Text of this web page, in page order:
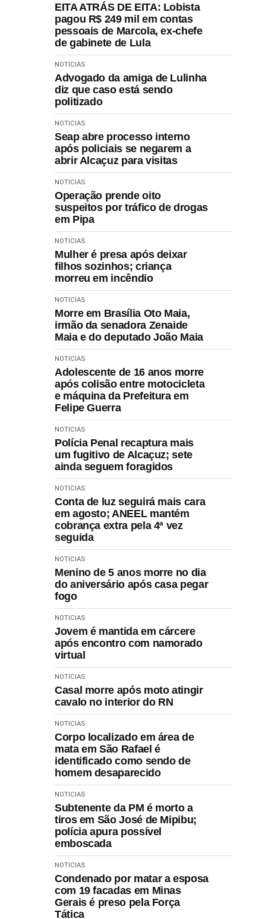
EITA ATRÁS DE EITA: Lobista
pagou R$ 249 mil em contas
pessoais de Marcola, ex-chefe
de gabinete de Lula
NOTICIAS
Advogado da amiga de Lulinha
diz que caso está sendo
politizado
NOTICIAS
Seap abre processo interno
após policiais se negarem a
abrir Alcaçuz para visitas
NOTICIAS
Operação prende oito
suspeitos por tráfico de drogas
em Pipa
NOTICIAS
Mulher é presa após deixar
filhos sozinhos; criança
morreu em incêndio
NOTICIAS
Morre em Brasília Oto Maia,
irmão da senadora Zenaide
Maia e do deputado João Maia
NOTICIAS
Adolescente de 16 anos morre
após colisão entre motocicleta
e máquina da Prefeitura em
Felipe Guerra
NOTICIAS
Polícia Penal recaptura mais
um fugitivo de Alcaçuz; sete
ainda seguem foragidos
NOTICIAS
Conta de luz seguirá mais cara
em agosto; ANEEL mantém
cobrança extra pela 4ª vez
seguida
NOTICIAS
Menino de 5 anos morre no dia
do aniversário após casa pegar
fogo
NOTICIAS
Jovem é mantida em cárcere
após encontro com namorado
virtual
NOTICIAS
Casal morre após moto atingir
cavalo no interior do RN
NOTICIAS
Corpo localizado em área de
mata em São Rafael é
identificado como sendo de
homem desaparecido
NOTICIAS
Subtenente da PM é morto a
tiros em São José de Mipibu;
polícia apura possível
emboscada
NOTICIAS
Condenado por matar a esposa
com 19 facadas em Minas
Gerais é preso pela Força
Tática